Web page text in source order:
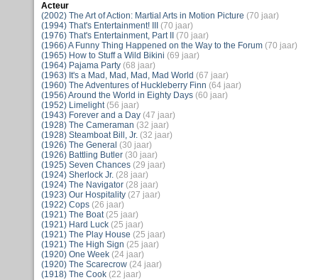
Acteur
(2002) The Art of Action: Martial Arts in Motion Picture (70 jaar)
(1994) That's Entertainment! III
(70 jaar)
(1976) That's Entertainment, Part II
(70 jaar)
(1966) A Funny Thing Happened on the Way to the Forum (70 jaar)
(1965) How to Stuff a Wild Bikini (69 jaar)
(1964) Pajama Party (68 jaar)
(1963) It's a Mad, Mad, Mad, Mad World (67 jaar)
(1960) The Adventures of Huckleberry Finn (64 jaar)
(1956) Around the World in Eighty Days (60 jaar)
(1952) Limelight (56 jaar)
(1943) Forever and a Day (47 jaar)
(1928) The Cameraman (32 jaar)
(1928) Steamboat Bill, Jr. (32 jaar)
(1926) The General (30 jaar)
(1926) Battling Butler (30 jaar)
(1925) Seven Chances (29 jaar)
(1924) Sherlock Jr. (28 jaar)
(1924) The Navigator (28 jaar)
(1923) Our Hospitality (27 jaar)
(1922) Cops (26 jaar)
(1921) The Boat (25 jaar)
(1921) Hard Luck (25 jaar)
(1921) The Play House (25 jaar)
(1921) The High Sign (25 jaar)
(1920) One Week (24 jaar)
(1920) The Scarecrow (24 jaar)
(1918) The Cook (22 jaar)